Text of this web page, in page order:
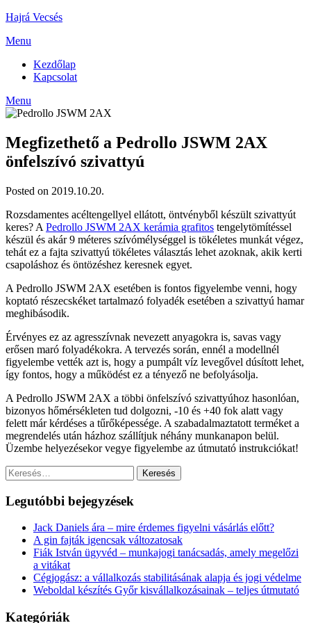
Skip
content
Hajrá Vecsés
Menu
Kezdőlap
Kapcsolat
Menu
Megfizethető a Pedrollo JSWM 2AX
önfelszívó szivattyú
Posted on 2019.10.20.
Rozsdamentes acéltengellyel ellátott, öntvényből készült szivattyút
keres? A Pedrollo JSWM 2AX kerámia grafitos tengelytömítéssel
készül és akár 9 méteres szívómélységgel is tökéletes munkát végez,
tehát ez a fajta szivattyú tökéletes választás lehet azoknak, akik kerti
csapoláshoz és öntözéshez keresnek egyet.
A Pedrollo JSWM 2AX esetében is fontos figyelembe venni, hogy
koptató részecskéket tartalmazó folyadék esetében a szivattyú hamar
meghibásodik.
Érvényes ez az agresszívnak nevezett anyagokra is, savas vagy
erősen maró folyadékokra. A tervezés során, ennél a modellnél
figyelembe vették azt is, hogy a pumpált víz levegővel dúsított lehet,
így fontos, hogy a működést ez a tényező ne befolyásolja.
A Pedrollo JSWM 2AX a többi önfelszívó szivattyúhoz hasonlóan,
bizonyos hőmérsékleten tud dolgozni, -10 és +40 fok alatt vagy
felett már kérdéses a tűrőképessége. A szabadalmaztatott terméket a
megrendelés után házhoz szállítjuk néhány munkanapon belül.
Üzembe helyezésekor vegye figyelembe az útmutató instrukciókat!
Keresés:
Legutóbbi bejegyzések
Jack Daniels ára – mire érdemes figyelni vásárlás előtt?
A gin fajták igencsak változatosak
Fiák István ügyvéd – munkajogi tanácsadás, amely megelőzi
a vitákat
Cégjogász: a vállalkozás stabilitásának alapja és jogi védelme
Weboldal készítés Győr kisvállalkozásainak – teljes útmutató
Kategóriák